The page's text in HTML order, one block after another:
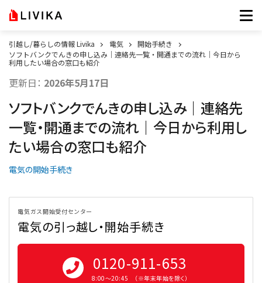
引越し/暮らしの情報 Livika 電気
開始手続き
ソフトバンクでんきの申し込み｜連絡先一覧・開通までの流れ｜今日から
利用したい場合の窓口も紹介
更新日： 2026年5月17日
ソフトバンクでんきの申し込み｜連絡先
一覧・開通までの流れ｜今日から利用し
たい場合の窓口も紹介
電気の開始手続き
電気ガス開始受付センター
電気の引っ越し・開始手続き
0120-911-653
8:00〜20:45 （※年末年始を除く）